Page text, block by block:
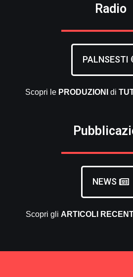
Radio
PALNSESTI
Scopri le PRODUZIONI di
NEWS
Scopri gli ARTICOLI